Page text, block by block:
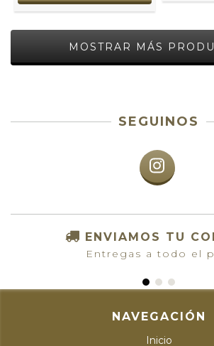
MOSTRAR MÁS
SEGUINOS
ENVIAMOS TU
Entregas a todo el
NAVEGACIÓN
Inicio